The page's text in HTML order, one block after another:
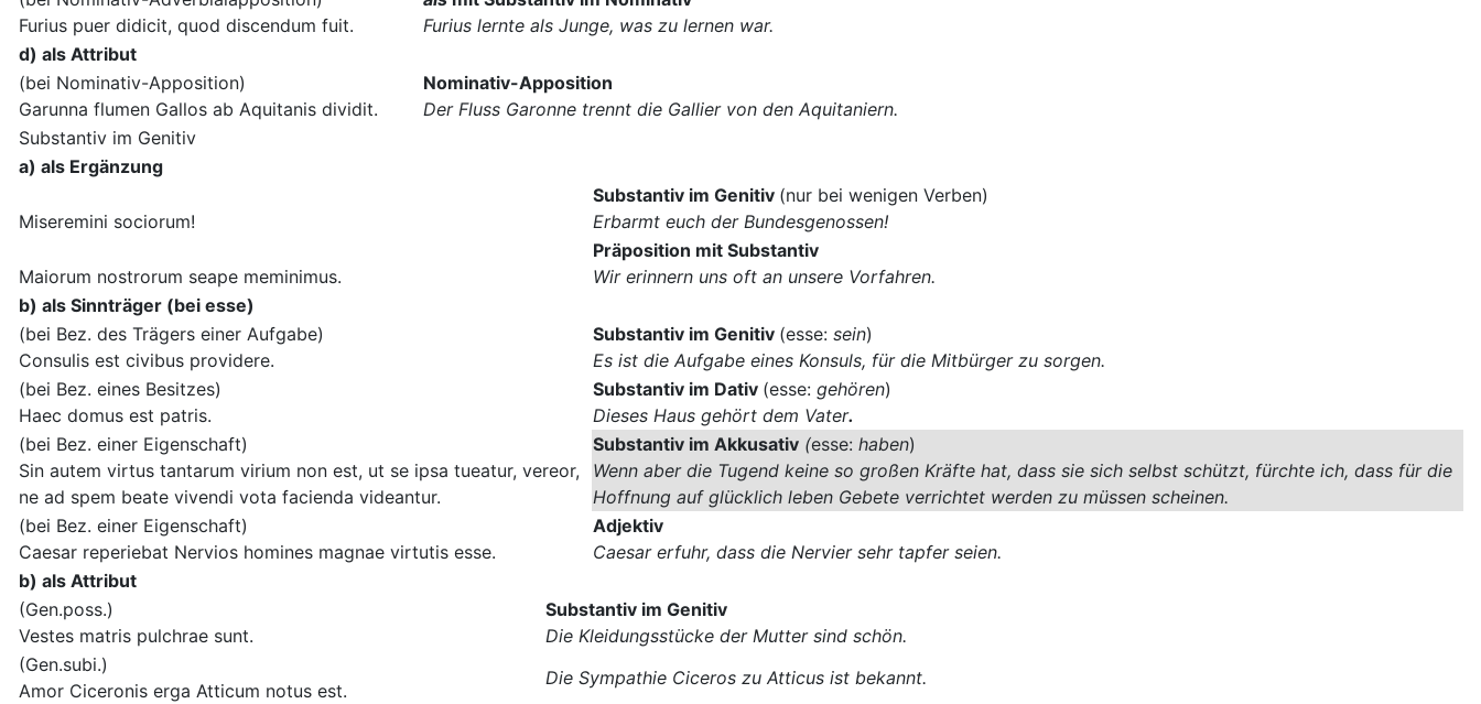
Furius puer didicit, quod discendum fuit.
Furius lernte als Junge, was zu lernen war.
d) als Attribut
(bei Nominativ-Apposition)
Garunna flumen Gallos ab Aquitanis dividit.
Nominativ-Apposition
Der Fluss Garonne trennt die Gallier von den Aquitaniern.
Substantiv im Genitiv
a) als Ergänzung
Miseremini sociorum!
Substantiv im Genitiv (nur bei wenigen Verben)
Erbarmt euch der Bundesgenossen!
Maiorum nostrorum seape meminimus.
Präposition mit Substantiv
Wir erinnern uns oft an unsere Vorfahren.
b) als Sinnträger (bei esse)
(bei Bez. des Trägers einer Aufgabe)
Consulis est civibus providere.
Substantiv im Genitiv (esse: sein)
Es ist die Aufgabe eines Konsuls, für die Mitbürger zu sorgen.
(bei Bez. eines Besitzes)
Haec domus est patris.
Substantiv im Dativ (esse: gehören)
Dieses Haus gehört dem Vater.
(bei Bez. einer Eigenschaft)
Sin autem virtus tantarum virium non est, ut se ipsa tueatur, vereor,
ne ad spem beate vivendi vota facienda videantur.
Substantiv im Akkusativ (esse: haben)
Wenn aber die Tugend keine so großen Kräfte hat, dass sie sich selbst schützt, fürchte ich, dass für die
Hoffnung auf glücklich leben Gebete verrichtet werden zu müssen scheinen.
(bei Bez. einer Eigenschaft)
Caesar reperiebat Nervios homines magnae virtutis esse.
Adjektiv
Caesar erfuhr, dass die Nervier sehr tapfer seien.
b) als Attribut
(Gen.poss.)
Vestes matris pulchrae sunt.
Substantiv im Genitiv
Die Kleidungsstücke der Mutter sind schön.
(Gen.subi.)
Amor Ciceronis erga Atticum notus est.
Die Sympathie Ciceros zu Atticus ist bekannt.